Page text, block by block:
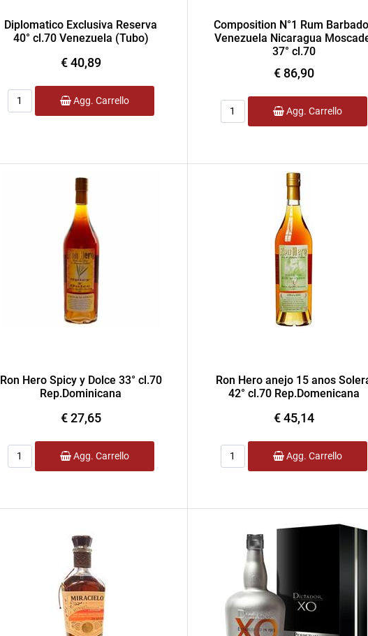
Diplomatico Exclusiva Reserva
40° cl.70 Venezuela (Tubo)
€ 40,89
Quantità
Agg. Carrello
Composition N°1 Rum
Venezuela Nicaragua
37° cl.70
€ 86,90
Quantità
Agg. Carrello
Ron Hero Spicy y Dolce 33° cl.70
Rep.Dominicana
€ 27,65
Quantità
Agg. Carrello
Ron Hero anejo 15 anos
42° cl.70 Rep.Domenicana
€ 45,14
Quantità
Agg. Carrello